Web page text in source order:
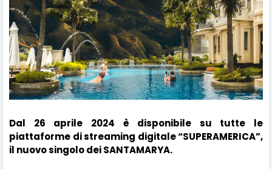
Dal 26 aprile 2024 è disponibile su tutte le
piattaforme di streaming digitale “SUPERAMERICA”,
il nuovo singolo dei SANTAMARYA.